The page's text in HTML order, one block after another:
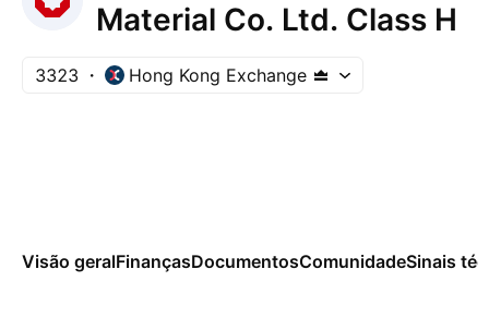
Material Co. Ltd. Class H
3323 Hong Kong Exchange
Visão geralFinançasDocumentosComunidadeSinais